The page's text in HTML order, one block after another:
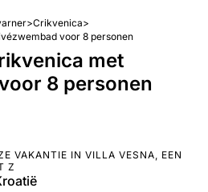
>Crikvenica>
voor 8 personen
met
8 personen
VAKANTIE IN VILLA VESNA, EEN
Z